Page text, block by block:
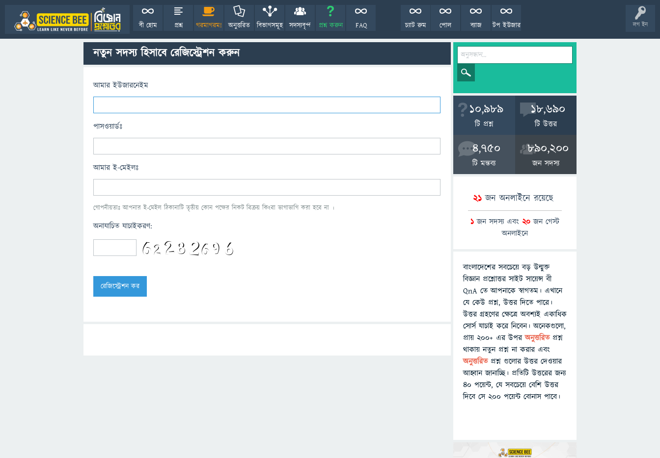
লগ ইন
বী হোম প্রশ্ন গরমাগরম! অনুত্তরিত বিভাগসমূহ সদস্যবৃন্দ প্রশ্ন করুন FAQ টপ ইউজার
ব্যাজ
পোল
চ্যাট রুম
নতুন সদস্য হিসাবে রেজিস্ট্রেশন করুন
আমার ইউজারনেইম
পাসওয়ার্ডঃ
আমার ই-মেইলঃ
গোপনীয়তাঃ আপনার ই-মেইল ঠিকানাটি তৃতীয় কোন পক্ষের নিকট বিক্রয় কিংবা ভাগাভাগি করা হবে না ।
অনাযাচিত যাচাইকরণ:
10,989
টি প্রশ্ন
18,690
টি উত্তর
4,750
টি মন্তব্য
890,200
জন সদস্য
21জন অনলাইনে রয়েছে
1 জন সদস্য এবং 20 জন গেস্ট
অনলাইনে
বাংলাদেশের সবচেয়ে বড় উন্মুক্ত
বিজ্ঞান প্রশ্নোত্তর সাইট সায়েন্স বী
QnA তে আপনাকে স্বাগতম। এখানে
যে কেউ প্রশ্ন, উত্তর দিতে পারে।
উত্তর গ্রহণের ক্ষেত্রে অবশ্যই একাধিক
সোর্স যাচাই করে নিবেন। অনেকগুলো,
প্রায় ২০০+ এর উপরঅনুত্তরিতপ্রশ্ন
থাকায় নতুন প্রশ্ন না করার এবং
অনুত্তরিত প্রশ্ন গুলোর উত্তর দেওয়ার
আহ্বান জানাচ্ছি। প্রতিটি উত্তরের জন্য
৪০ পয়েন্ট, যে সবচেয়ে বেশি উত্তর
দিবে সে ২০০ পয়েন্ট বোনাস পাবে।